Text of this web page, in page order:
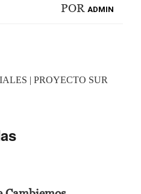
POR ADMIN
| PROYECTO SUR